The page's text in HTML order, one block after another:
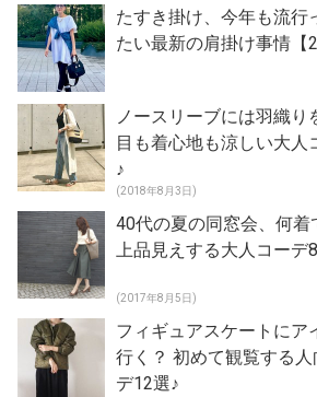
たすき掛け、今年も流行
たい最新の肩掛け事情【
ノースリーブには羽織り
目も着心地も涼しい大人
♪
(2018年8月3日)
40代の夏の同窓会、何
上品見えする大人コーデ
(2017年8月5日)
フィギュアスケートにア
行く？ 初めて観覧する
デ12選♪